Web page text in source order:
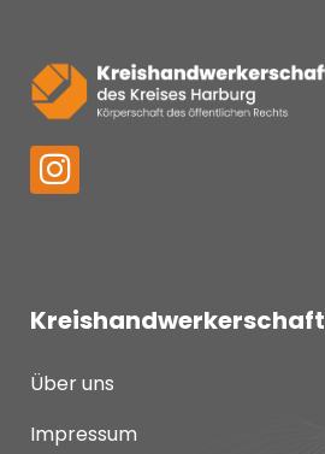
Kreishandwerkerschaft
Über uns
Impressum